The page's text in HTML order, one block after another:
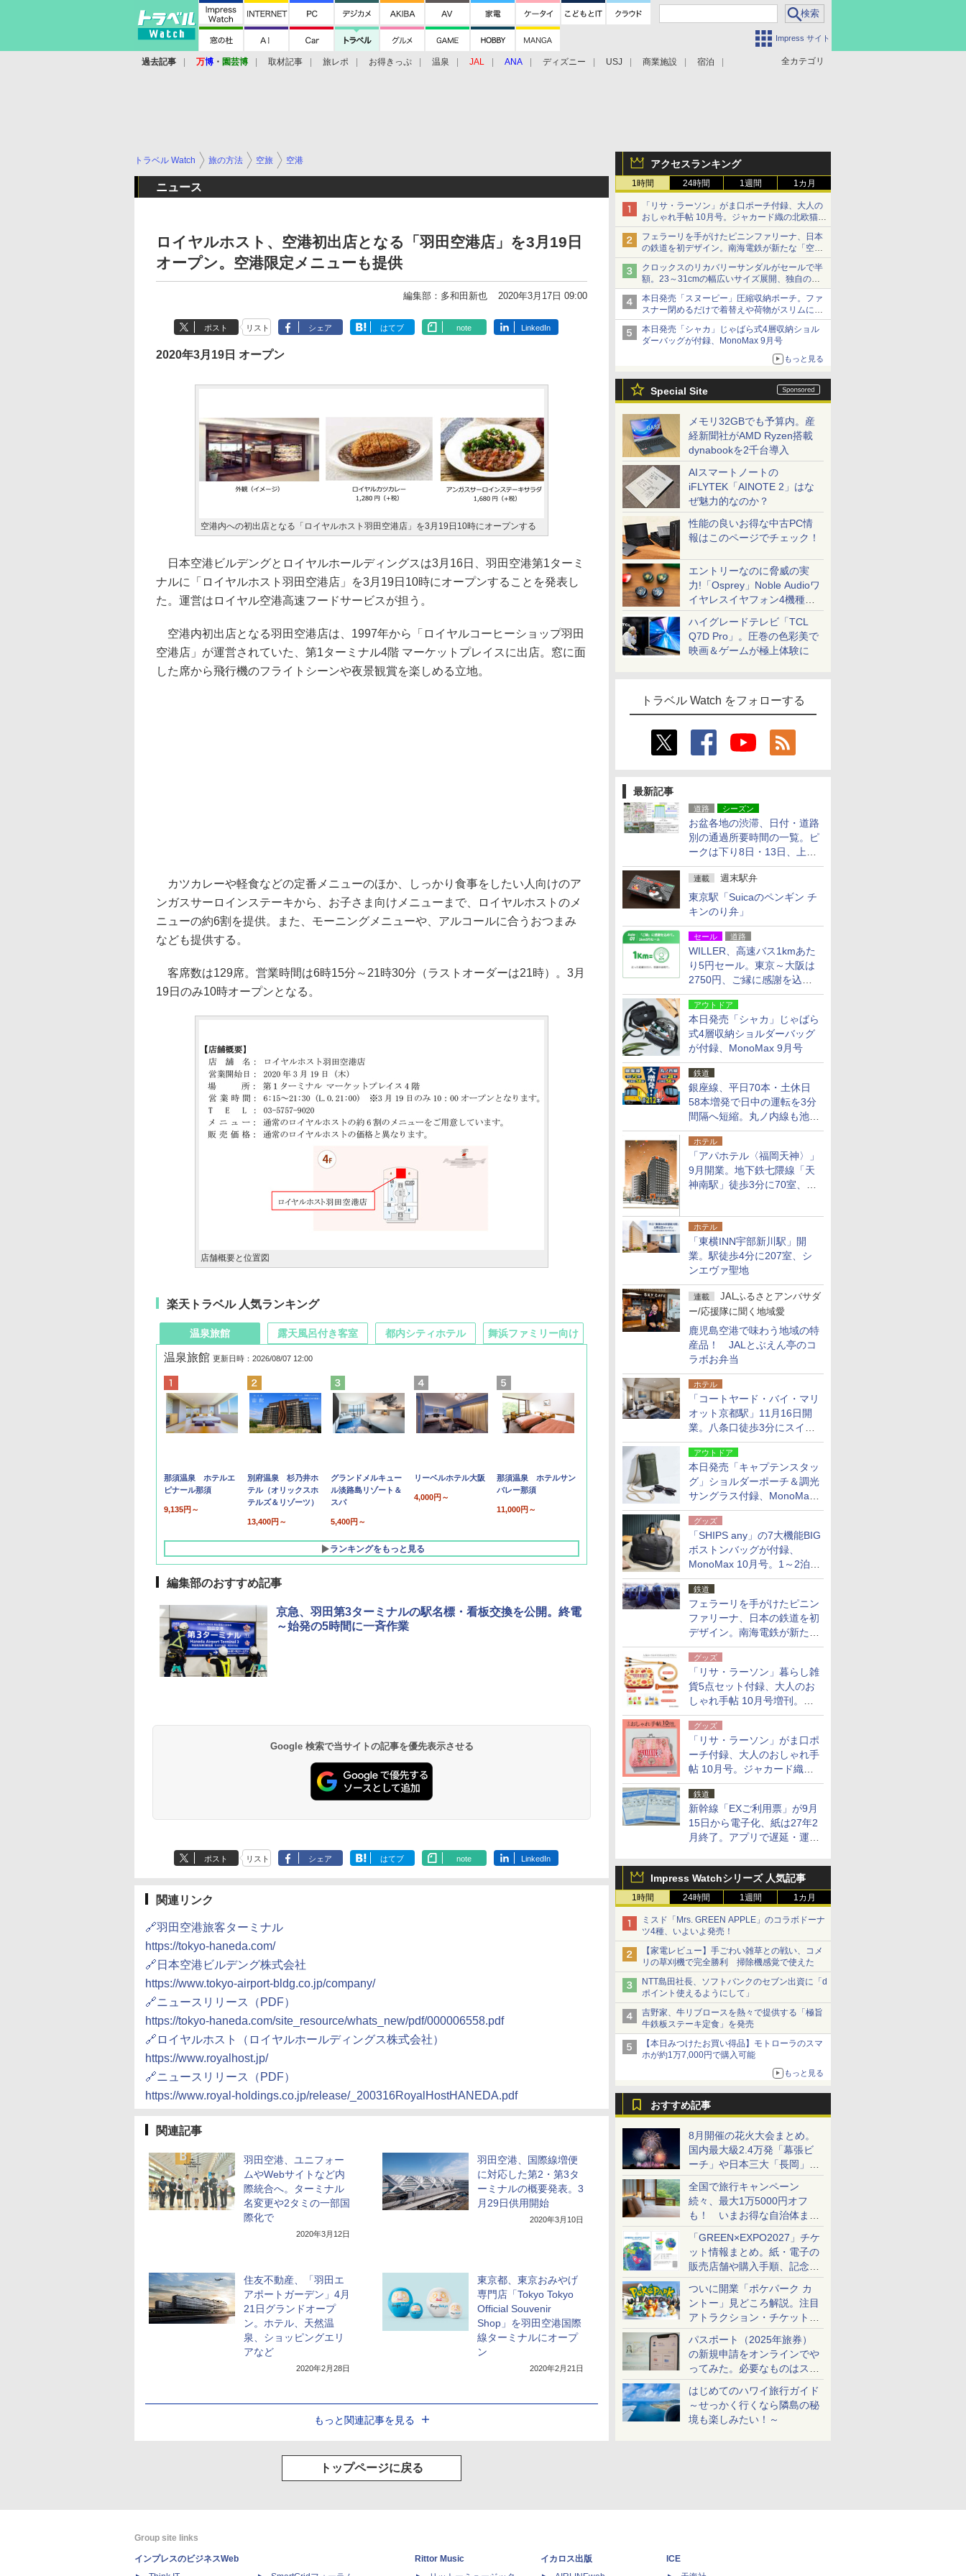
Impress サイト
全カテゴリ
過去記事 万博 ・ 園芸博 取材記事 旅レポ お得きっぷ 温泉 JAL ANA ディズニー USJ 商業施設 宿泊
アクセスランキング
1時間 24時間 1週間 1カ月
「リサ・ラーソン」がま口ポーチ付録、大人の
おしゃれ手帖 10月号。ジャカード織の北欧猫デ
ザイン
フェラーリを手がけたピニンファリーナ、日本
の鉄道を初デザイン。南海電鉄が新たな「空港
特急」をなにわ筋線へ導入
クロックスのリカバリーサンダルがセールで半
額。23～31cmの幅広いサイズ展開、独自のク
ッション素材を採用
本日発売「スヌーピー」圧縮収納ポーチ。ファ
スナー閉めるだけで着替えや荷物がスリムにま
とまる
本日発売「シャカ」じゃばら式4層収納ショル
ダーバッグが付録、MonoMax 9月号
もっと見る
Special Site
メモリ32GBでも予算内。産
経新聞社がAMD Ryzen搭載
dynabookを2千台導入
AIスマートノートの
iFLYTEK「AINOTE 2」はな
ぜ魅力的なのか？
性能の良いお得な中古PC情
報はこのページでチェック！
エントリーなのに脅威の実
力!「Osprey」Noble Audioワ
イヤレスイヤフォン4機種を
一気に聴く
ハイグレードテレビ「TCL
Q7D Pro」。圧巻の色彩美で
映画＆ゲームが極上体験に
トラベル Watch をフォローする
最新記事
道路 シーズン
お盆各地の渋滞、日付・道路
別の通過所要時間の一覧。ピ
ークは下り8日・13日、上り
14日・15日
連載 週末駅弁
東京駅「Suicaのペンギン チ
キンのり弁」
セール 道路
WILLER、高速バス1kmあた
り5円セール。東京～大阪は
2750円、ご縁に感謝を込め
た20周年記念キャンペーン
アウトドア
本日発売「シャカ」じゃばら
式4層収納ショルダーバッグ
が付録、MonoMax 9月号
鉄道
銀座線、平日70本・土休日
58本増発で日中の運転を3分
間隔へ短縮。丸ノ内線も池袋
～中野坂上を4分間隔に
ホテル
「アパホテル〈福岡天神〉」
9月開業。地下鉄七隈線「天
神南駅」徒歩3分に70室、エ
ホテル
「東横INN宇部新川駅」開
業。駅徒歩4分に207室、シ
ンエヴァ聖地
連載
JALふるさとアンバサダ
ー/応援隊に聞く地域愛
鹿児島空港で味わう地域の特
産品！ JALとぶえん亭のコ
ラボお弁当
ホテル
「コートヤード・バイ・マリ
オット京都駅」11月16日開
業。八条口徒歩3分にスイー
ト含む全270室、ダイニング
も併設
アウトドア
本日発売「キャプテンスタッ
グ」ショルダーポーチ＆調光
サングラス付録、MonoMax
9月号増刊
グッズ
「SHIPS any」の7大機能BIG
ボストンバッグが付録、
MonoMax 10月号。1～2泊の
荷物、キャリーオンも可能
鉄道
フェラーリを手がけたピニン
ファリーナ、日本の鉄道を初
デザイン。南海電鉄が新たな
「空港特急」をなにわ筋線へ
導入
グッズ
「リサ・ラーソン」暮らし雑
貨5点セット付録、大人のお
しゃれ手帖 10月号増刊。
USBケーブルや缶ケースなど
グッズ
「リサ・ラーソン」がま口ポ
ーチ付録、大人のおしゃれ手
帖 10月号。ジャカード織の
北欧猫デザイン
鉄道
新幹線「EXご利用票」が9月
15日から電子化、紙は27年2
月終了。アプリで遅延・運休
Impress Watchシリーズ 人気記事
1時間 24時間 1週間 1カ月
ミスド「Mrs. GREEN APPLE」のコラボドーナ
ツ4種、いよいよ発売！
【家電レビュー】手ごわい雑草との戦い、コメ
リの草刈機で完全勝利 掃除機感覚で使えた
NTT島田社長、ソフトバンクのセブン出資に「d
ポイント使えるようにして」
吉野家、牛リブロースを熱々で提供する「極旨
牛鉄板ステーキ定食」を発売
【本日みつけたお買い得品】モトローラのスマ
ホが約1万7,000円で購入可能
もっと見る
おすすめ記事
8月開催の花火大会まとめ。
国内最大級2.4万発「幕張ビ
ーチ」や日本三大「長岡」な
ど大型イベント目白押し！
全国で旅行キャンペーン
続々、最大1万5000円オフ
も！ いまお得な自治体まと
め
「GREEN×EXPO2027」チケ
ット情報まとめ。紙・電子の
販売店舗や購入手順、記念チ
ケットも解説
ついに開業「ポケパーク カ
ントー」見どころ解説。注目
アトラクション・チケット手
配・来場前に必要な準備は？
パスポート（2025年旅券）
の新規申請をオンラインでや
ってみた。必要なものはスマ
ホとマイナカードのみ
はじめてのハワイ旅行ガイド
～せっかく行くなら隣島の秘
境も楽しみたい！～
トラベル Watch 旅の方法 空旅 空港
ニュース
ロイヤルホスト、空港初出店となる「羽田空港店」を3月19日
オープン。空港限定メニューも提供
編集部：多和田新也 2020年3月17日 09:00
ポスト リスト シェア はてブ note LinkedIn
2020年3月19日 オープン
空港内への初出店となる「ロイヤルホスト羽田空港店」を3月19日10時にオープンする
日本空港ビルデングとロイヤルホールディングスは3月16日、羽田空港第1ターミ
ナルに「ロイヤルホスト羽田空港店」を3月19日10時にオープンすることを発表し
た。運営はロイヤル空港高速フードサービスが担う。
空港内初出店となる羽田空港店は、1997年から「ロイヤルコーヒーショップ羽田
空港店」が運営されていた、第1ターミナル4階 マーケットプレイスに出店。窓に面
した席から飛行機のフライトシーンや夜景観賞を楽しめる立地。
カツカレーや軽食などの定番メニューのほか、しっかり食事をしたい人向けのア
ンガスサーロインステーキから、お子さま向けメニューまで、ロイヤルホストのメ
ニューの約6割を提供。また、モーニングメニューや、アルコールに合うおつまみ
なども提供する。
客席数は129席。営業時間は6時15分～21時30分（ラストオーダーは21時）。3月
19日のみ10時オープンとなる。
店舗概要と位置図
楽天トラベル 人気ランキング
温泉旅館
温泉旅館 更新日時：2026/08/07 12:00
那須温泉 ホテルエ
ピナール那須
9,135円～
別府温泉 杉乃井ホ
テル（オリックスホ
テルズ＆リゾーツ）
13,400円～
グランドメルキュー
ル淡路島リゾート＆
スパ
5,400円～
リーベルホテル大阪
4,000円～
那須温泉 ホテルサン
バレー那須
11,000円～
ランキングをもっと見る
露天風呂付き客室
10,450円～
19,541円～
都内シティホテル 舞浜ファミリー向け
7,950円～
5,758円～
編集部のおすすめ記事
京急、羽田第3ターミナルの駅名標・看板交換を公開。終電
～始発の5時間に一斉作業
Google 検索で当サイトの記事を優先表示させる
ポスト リスト シェア はてブ note LinkedIn
関連リンク
🔗羽田空港旅客ターミナル
https://tokyo-haneda.com/
🔗日本空港ビルデング株式会社
https://www.tokyo-airport-bldg.co.jp/company/
🔗ニュースリリース（PDF）
https://tokyo-haneda.com/site_resource/whats_new/pdf/000006558.pdf
🔗ロイヤルホスト（ロイヤルホールディングス株式会社）
https://www.royalhost.jp/
🔗ニュースリリース（PDF）
https://www.royal-holdings.co.jp/release/_200316RoyalHostHANEDA.pdf
関連記事
羽田空港、ユニフォー
ムやWebサイトなど内
際統合へ。ターミナル
名変更や2タミの一部国
際化で
2020年3月12日
羽田空港、国際線増便
に対応した第2・第3タ
ーミナルの概要発表。3
月29日供用開始
2020年3月10日
住友不動産、「羽田エ
アポートガーデン」4月
21日グランドオープ
ン。ホテル、天然温
泉、ショッピングエリ
アなど
2020年2月28日
東京都、東京おみやげ
専門店「Tokyo Tokyo
Official Souvenir
Shop」を羽田空港国際
線ターミナルにオープ
ン
2020年2月21日
もっと関連記事を見る
トップページに戻る
Group site links
インプレスのビジネスWeb
Rittor Music
イカロス出版
ICE